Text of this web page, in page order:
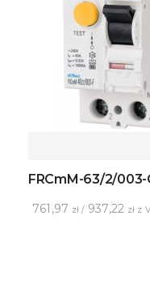
FRCmM-63/2/003-
761,97 zł / 937,22 zł z